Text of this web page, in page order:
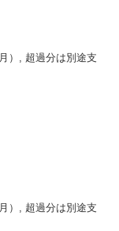
）, 超過分は別途支
）, 超過分は別途支